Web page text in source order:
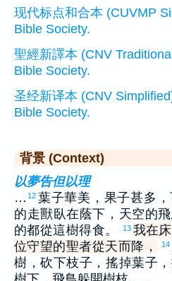
现代标点和合本 (CUVMP
Bible Society.
聖經新譯本 (CNV
Bible Society.
圣经新译本 (CNV
Bible Society.
背景 (Context)
以夢告但以理
… 12 葉子華美，果子甚多
的走獸臥在蔭下，天空的
的都從這樹得食。
13 我在
位守望的聖者從天而降，
14
樹，砍下枝子，搖掉葉子